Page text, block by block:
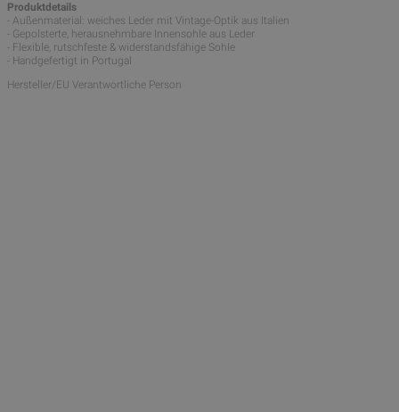
Produktdetails
- Außenmaterial: weiches Leder mit Vintage-Optik aus Italien
- Gepolsterte, herausnehmbare Innensohle aus Leder
- Flexible, rutschfeste & widerstandsfähige Sohle
- Handgefertigt in Portugal
Hersteller/EU Verantwortliche Person